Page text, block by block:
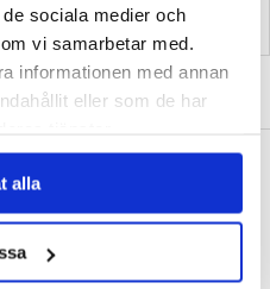
sociala medier och
vi samarbetar med.
informationen med annan
eller som de har
alla